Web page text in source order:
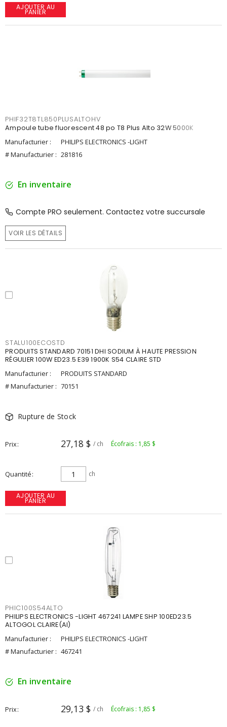
AJOUTER AU
PANIER
PHIF32T8TL850PLUSALTOHV
Ampoule tube fluorescent 48 po T8 Plus Alto 32W 5000K
Manufacturier :
PHILIPS ELECTRONICS -LIGHT
# Manufacturier : 281816
En inventaire
Compte PRO seulement. Contactez votre succursale
VOIR LES DÉTAILS
STALU100ECOSTD
PRODUITS STANDARD 70151 DHI SODIUM À HAUTE PRESSION
RÉGULIER 100W ED23.5 E39 1900K S54 CLAIRE STD
Manufacturier :
PRODUITS STANDARD
# Manufacturier : 70151
Rupture de Stock
Prix 27,18 $ / ch Écofrais : 1,85 $
Quantité ch
AJOUTER AU
PANIER
PHIC100S54ALTO
PHILIPS ELECTRONICS -LIGHT 467241 LAMPE SHP 100ED23.5
ALTOGOL CLAIRE(AI)
Manufacturier :
PHILIPS ELECTRONICS -LIGHT
# Manufacturier : 467241
En inventaire
Prix 29,13 $ / ch Écofrais : 1,85 $